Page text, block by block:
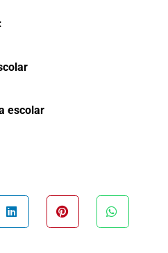
escolar